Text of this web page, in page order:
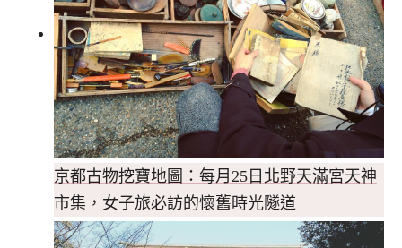
京都古物挖寶地圖：每月25日北野天滿宮天神
市集，女子旅必訪的懷舊時光隧道